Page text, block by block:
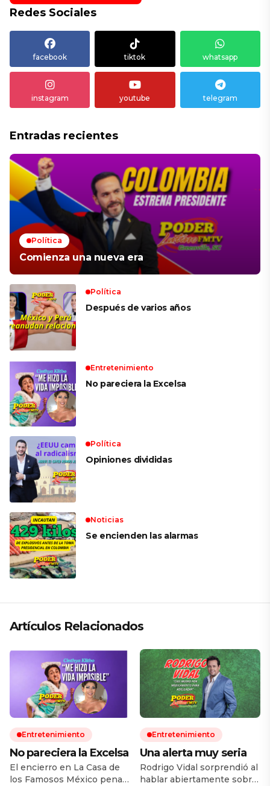
Redes Sociales
facebook tiktok whatsapp
instagram youtube telegram
Entradas recientes
Política
Comienza una nueva era
Política
Después de varios años
Entretenimiento
No pareciera la Excelsa
Política
Opiniones divididas
Noticias
Se encienden las alarmas
Artículos Relacionados
Entretenimiento
No pareciera la Excelsa
El encierro en La Casa de
los Famosos México penas
Entretenimiento
Una alerta muy seria
Rodrigo Vidal sorprendió al
hablar abiertamente sobre